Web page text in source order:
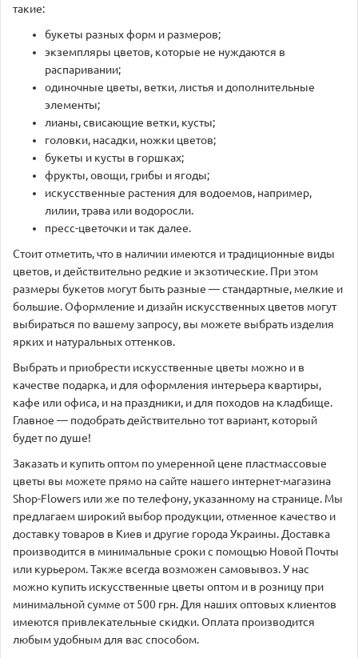
такие:
букеты разных форм и размеров;
экземпляры цветов, которые не нуждаются в
распаривании;
одиночные цветы, ветки, листья и дополнительные
элементы;
лианы, свисающие ветки, кусты;
головки, насадки, ножки цветов;
букеты и кусты в горшках;
фрукты, овощи, грибы и ягоды;
искусственные растения для водоемов, например,
лилии, трава или водоросли.
пресс-цветочки и так далее.
Стоит отметить, что в наличии имеются и традиционные виды
цветов, и действительно редкие и экзотические. При этом
размеры букетов могут быть разные — стандартные, мелкие и
большие. Оформление и дизайн искусственных цветов могут
выбираться по вашему запросу, вы можете выбрать изделия
ярких и натуральных оттенков.
Выбрать и приобрести искусственные цветы можно и в
качестве подарка, и для оформления интерьера квартиры,
кафе или офиса, и на праздники, и для походов на кладбище.
Главное — подобрать действительно тот вариант, который
будет по душе!
Заказать и купить оптом по умеренной цене пластмассовые
цветы вы можете прямо на сайте нашего интернет-магазина
Shop-Flowers или же по телефону, указанному на странице. Мы
предлагаем широкий выбор продукции, отменное качество и
доставку товаров в Киев и другие города Украины. Доставка
производится в минимальные сроки с помощью Новой Почты
или курьером. Также всегда возможен самовывоз. У нас
можно купить искусственные цветы оптом и в розницу при
минимальной сумме от 500 грн. Для наших оптовых клиентов
имеются привлекательные скидки. Оплата производится
любым удобным для вас способом.